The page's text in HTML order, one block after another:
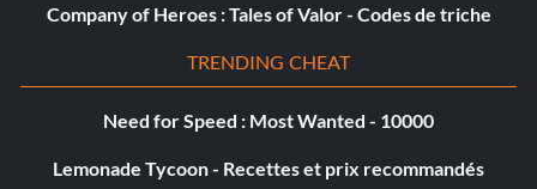
Company of Heroes : Tales of Valor - Codes de triche
TRENDING CHEAT
Need for Speed : Most Wanted - 10000
Lemonade Tycoon - Recettes et prix recommandés